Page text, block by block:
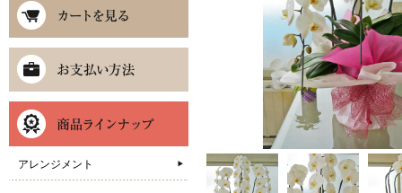
アレンジメント